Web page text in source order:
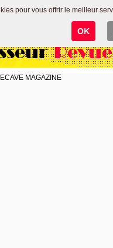
MAGAZINE
pour vous offrir le meilleur
OK